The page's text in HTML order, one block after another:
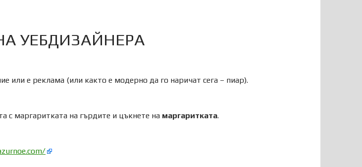
УЕБДИЗАЙНЕРА
или е реклама (или както е модерно да го наричат сега – пиар).
с маргаритката на гърдите и цъкнете на маргаритката.